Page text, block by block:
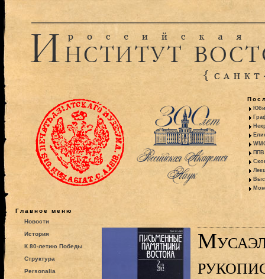
ППВ
Главное меню
Новости
История
К 80-летию Победы
Структура
Personalia